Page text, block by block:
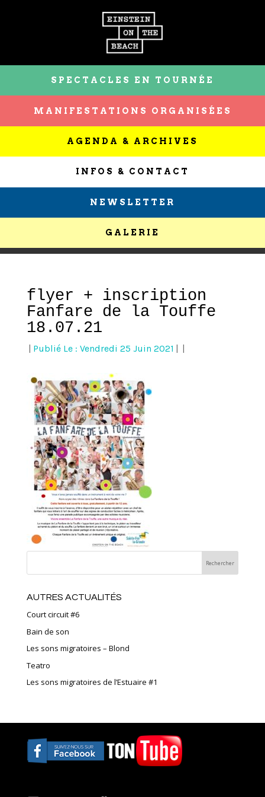
SPECTACLES EN TOURNÉE
MANIFESTATIONS ORGANISÉES
AGENDA & ARCHIVES
INFOS & CONTACT
NEWSLETTER
GALERIE
flyer + inscription
Fanfare de la Touffe
18.07.21
Publié Le : Vendredi 25 Juin 2021
AUTRES ACTUALITÉS
Court circuit #6
Bain de son
Les sons migratoires – Blond
Teatro
Les sons migratoires de l’Estuaire #1